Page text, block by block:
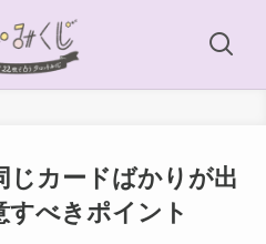
じカードばかりが出
すべきポイント